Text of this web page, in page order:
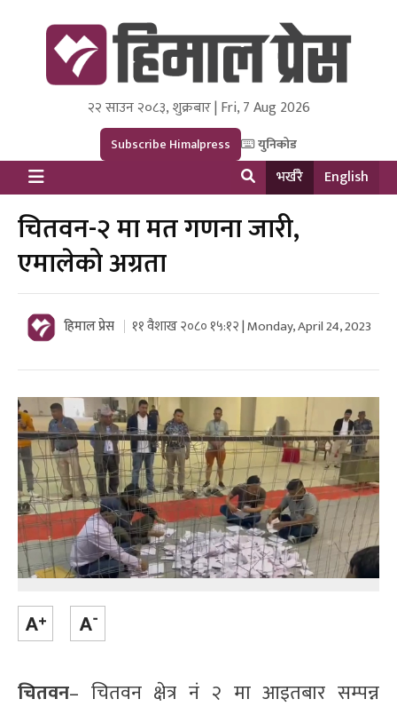
Himal Press
Dot NewsyNepal Media and Research Pvt Ltd.
२२ साउन २०८३, शुक्रबार | Fri, 7 Aug 2026
Subscribe Himalpress युनिकोड
भर्खरै English
चितवन-२ मा मत गणना जारी,
एमालेको अग्रता
हिमाल प्रेस ११ वैशाख २०८० १५:१२ | Monday, April 24, 2023
चितवन– चितवन क्षेत्र नं २ मा आइतबार सम्पन्न